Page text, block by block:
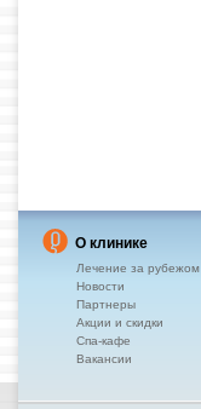
О клинике
Лечение за рубежом
Новости
Партнеры
Акции и скидки
Спа-кафе
Вакансии